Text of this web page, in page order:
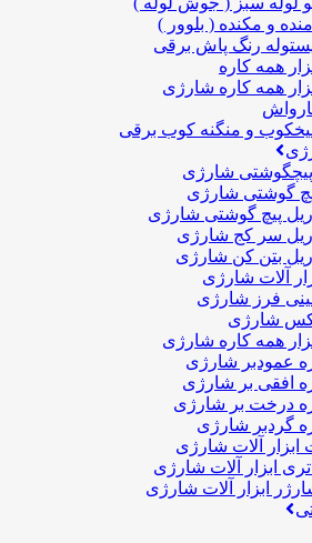
و مکنده ( بلوور )
رنگ پاش برقی
همه کاره
همه کاره شارژی
و منگنه کوب برقی
شارژی
گوشتی شارژی
پیچ گوشتی شارژی
سر کج شارژی
بتن کن شارژی
آلات شارژی
فرز شارژی
شارژی
همه کاره شارژی
عمودبر شارژی
افقی بر شارژی
درخت بر شارژی
گردبر شارژی
ابزار آلات شارژی
ابزار آلات شارژی
ابزار آلات شارژی